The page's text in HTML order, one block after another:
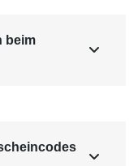
beim

